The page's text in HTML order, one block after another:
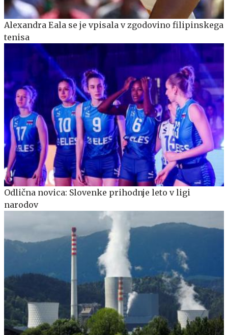
Alexandra Eala se je vpisala v zgodovino filipinskega
tenisa
Odlična novica: Slovenke prihodnje leto v ligi
narodov